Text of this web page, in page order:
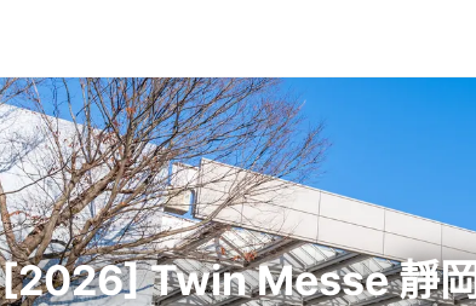
[2026] Twin Messe 靜